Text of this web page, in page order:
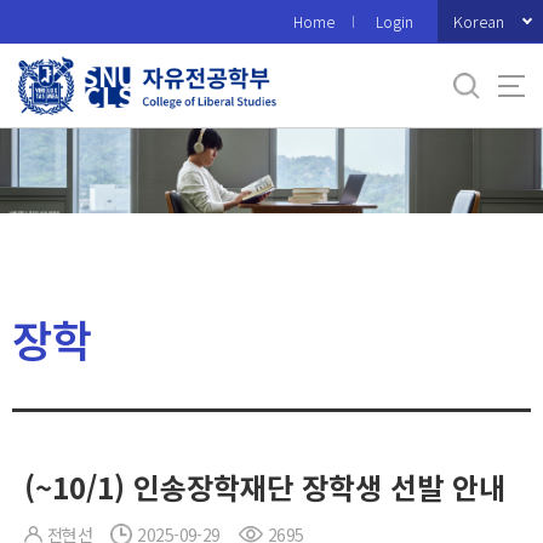
로
메
Home Login Korean
장학
(~10/1) 인송장학재단 장학생 선발 안내
전현선 2025-09-29 2695